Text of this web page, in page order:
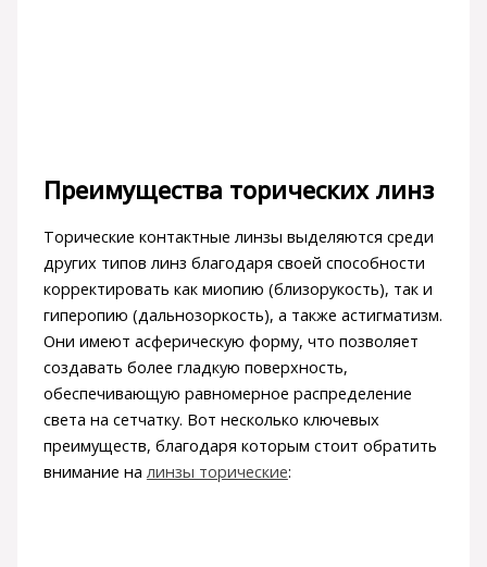
Преимущества торических линз
Торические контактные линзы выделяются среди
других типов линз благодаря своей способности
корректировать как миопию (близорукость), так и
гиперопию (дальнозоркость), а также астигматизм.
Они имеют асферическую форму, что позволяет
создавать более гладкую поверхность,
обеспечивающую равномерное распределение
света на сетчатку. Вот несколько ключевых
преимуществ, благодаря которым стоит обратить
внимание на линзы торические: